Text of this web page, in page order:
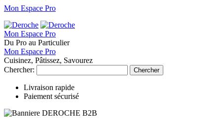
Mon Espace Pro
Mon Espace Pro
Du Pro au Particulier
Mon Espace Pro
Cuisinez, Pâtissez, Savourez
Chercher:
Chercher
Livraison rapide
Paiement sécurisé